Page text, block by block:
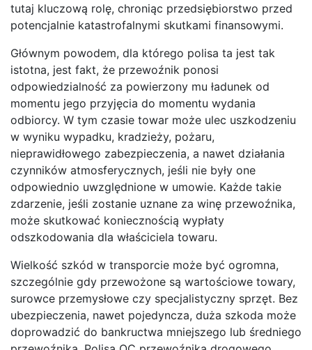
tutaj kluczową rolę, chroniąc przedsiębiorstwo przed
potencjalnie katastrofalnymi skutkami finansowymi.
Głównym powodem, dla którego polisa ta jest tak
istotna, jest fakt, że przewoźnik ponosi
odpowiedzialność za powierzony mu ładunek od
momentu jego przyjęcia do momentu wydania
odbiorcy. W tym czasie towar może ulec uszkodzeniu
w wyniku wypadku, kradzieży, pożaru,
nieprawidłowego zabezpieczenia, a nawet działania
czynników atmosferycznych, jeśli nie były one
odpowiednio uwzględnione w umowie. Każde takie
zdarzenie, jeśli zostanie uznane za winę przewoźnika,
może skutkować koniecznością wypłaty
odszkodowania dla właściciela towaru.
Wielkość szkód w transporcie może być ogromna,
szczególnie gdy przewożone są wartościowe towary,
surowce przemysłowe czy specjalistyczny sprzęt. Bez
ubezpieczenia, nawet pojedyncza, duża szkoda może
doprowadzić do bankructwa mniejszego lub średniego